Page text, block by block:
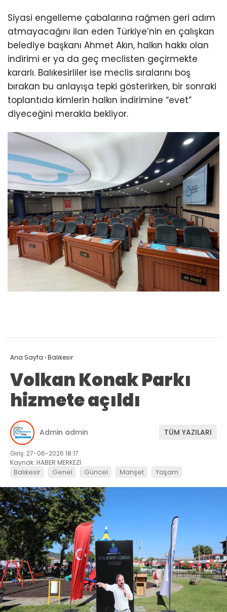
Siyasi engelleme çabalarına rağmen geri adım
atmayacağını ilan eden Türkiye’nin en çalışkan
belediye başkanı Ahmet Akın, halkın hakkı olan
indirimi er ya da geç meclisten geçirmekte
kararlı. Balıkesirliler ise meclis sıralarını boş
bırakan bu anlayışa tepki gösterirken, bir sonraki
toplantıda kimlerin halkın indirimine “evet”
diyeceğini merakla bekliyor.
Ana Sayfa ›Balıkesir
Volkan Konak Parkı
hizmete açıldı
Admin admin TÜM YAZILARI
Giriş: 27-06-2026 18:17
Kaynak: HABER MERKEZİ
Balıkesir Genel Güncel Manşet Yaşam